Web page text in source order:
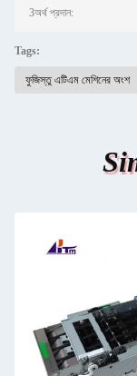
3অর্থ প্রদান:
Tags:
ফুজিস্তু এটিএম মেশিনের অংশ